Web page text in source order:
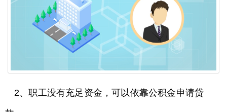
2、职工没有充足资金，可以依靠公积金申请贷